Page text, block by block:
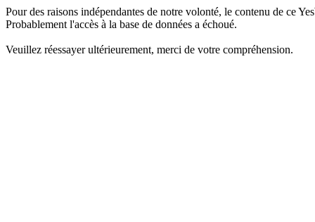
Pour des raisons indépendantes de notre volonté, le contenu de ce
Probablement l'accès à la base de données a échoué.
Veuillez réessayer ultérieurement, merci de votre compréhension.